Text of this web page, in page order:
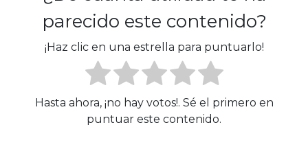
parecido este contenido?
¡Haz clic en una estrella para puntuarlo!
Hasta ahora, ¡no hay votos!. Sé el primero en
puntuar este contenido.